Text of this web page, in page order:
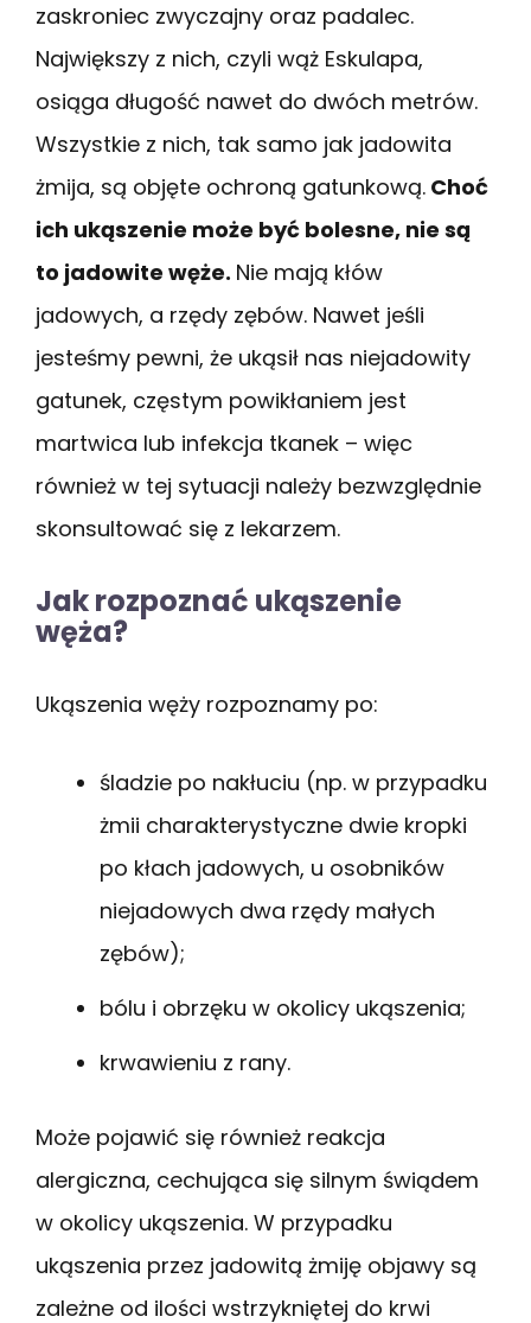
zaskroniec zwyczajny oraz padalec.
Największy z nich, czyli wąż Eskulapa,
osiąga długość nawet do dwóch metrów.
Wszystkie z nich, tak samo jak jadowita
żmija, są objęte ochroną gatunkową. Choć
ich ukąszenie może być bolesne, nie są
to jadowite węże. Nie mają kłów
jadowych, a rzędy zębów. Nawet jeśli
jesteśmy pewni, że ukąsił nas niejadowity
gatunek, częstym powikłaniem jest
martwica lub infekcja tkanek – więc
również w tej sytuacji należy bezwzględnie
skonsultować się z lekarzem.
Jak rozpoznać ukąszenie
węża?
Ukąszenia węży rozpoznamy po:
śladzie po nakłuciu (np. w przypadku
żmii charakterystyczne dwie kropki
po kłach jadowych, u osobników
niejadowych dwa rzędy małych
zębów);
bólu i obrzęku w okolicy ukąszenia;
krwawieniu z rany.
Może pojawić się również reakcja
alergiczna, cechująca się silnym świądem
w okolicy ukąszenia. W przypadku
ukąszenia przez jadowitą żmiję objawy są
zależne od ilości wstrzykniętej do krwi